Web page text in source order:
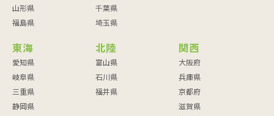
山形県
福島県
千葉県
埼玉県
東海
愛知県
岐阜県
三重県
静岡県
北陸
富山県
石川県
福井県
関西
大阪府
兵庫県
京都府
滋賀県